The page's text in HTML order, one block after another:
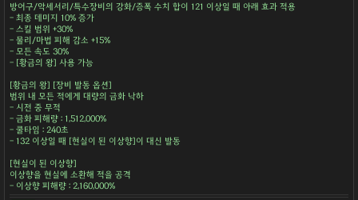
방어구/악세서리/특수장비의 강화/증폭 수치 합이 121 이상일 때 아래 효과 적용
- 최종 데미지 10% 증가
- 스킬 범위 +30%
- 물리/마법 피해 감소 +15%
- 모든 속도 30%
- [황금의 왕] 사용 가능
[황금의 왕] [장비 발동 옵션]
범위 내 모든 적에게 대량의 금화 낙하
- 시전 중 무적
- 금화 피해량 : 1,512,000%
- 쿨타임 : 240초
- 132 이상일 때 [현실이 된 이상향]이 대신 발동
[현실이 된 이상향]
이상향을 현실에 소환해 적을 공격
- 이상향 피해량 : 2,160,000%